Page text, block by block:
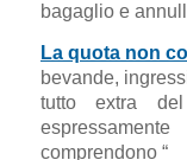
bagaglio e
La quota non
bevande,
tutto extra
comprendono “